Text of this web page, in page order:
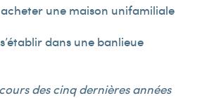
une maison unifamiliale
dans une banlieue
des cinq dernières années